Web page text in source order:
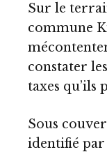
Sur le
commune
constater
taxes qu’ils
Sous
identifié par